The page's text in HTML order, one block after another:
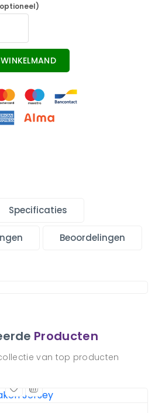
Specificaties
Beoordelingen
Producten
van top producten